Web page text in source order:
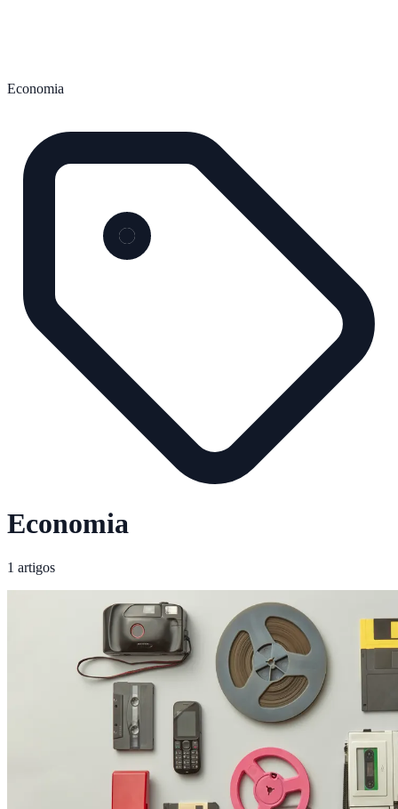
Economia
Economia
1 artigos